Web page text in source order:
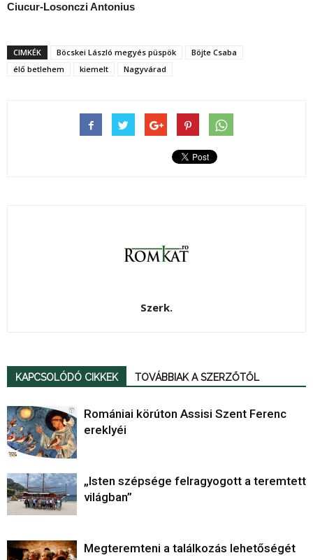
Ciucur-Losonczi Antonius
CIMKÉK Böcskei László megyés püspök
Böjte Csaba
élő betlehem
kiemelt Nagyvárad
Szerk.
KAPCSOLÓDÓ CIKKEK TOVÁBBIAK A SZERZŐTŐL
Romániai körúton Assisi Szent Ferenc
ereklyéi
„Isten szépsége felragyogott a teremtett
világban”
Megteremteni a találkozás lehetőségét